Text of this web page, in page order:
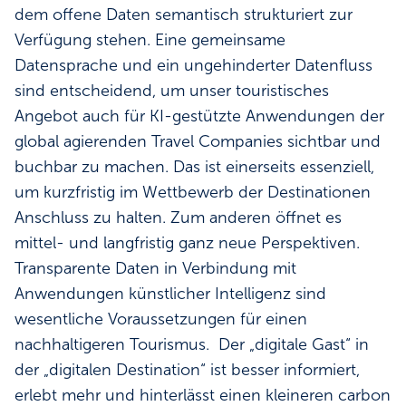
dem offene Daten semantisch strukturiert zur
Verfügung stehen. Eine gemeinsame
Datensprache und ein ungehinderter Datenfluss
sind entscheidend, um unser touristisches
Angebot auch für KI-gestützte Anwendungen der
global agierenden Travel Companies sichtbar und
buchbar zu machen. Das ist einerseits essenziell,
um kurzfristig im Wettbewerb der Destinationen
Anschluss zu halten. Zum anderen öffnet es
mittel- und langfristig ganz neue Perspektiven.
Transparente Daten in Verbindung mit
Anwendungen künstlicher Intelligenz sind
wesentliche Voraussetzungen für einen
nachhaltigeren Tourismus. Der „digitale Gast“ in
der „digitalen Destination“ ist besser informiert,
erlebt mehr und hinterlässt einen kleineren carbon